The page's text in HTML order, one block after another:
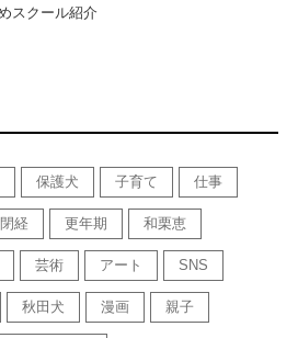
スクール紹介
保護犬 子育て 仕事
閉経 更年期 和栗恵
芸術 アート SNS
秋田犬 漫画 親子